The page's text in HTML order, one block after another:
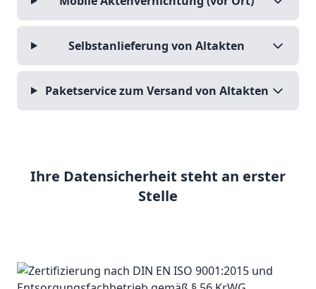
Selbstanlieferung von Altakten
Paketservice zum Versand von Altakten
Ihre Datensicherheit steht an erster
Stelle